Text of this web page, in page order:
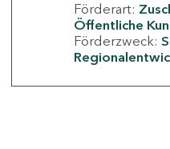
Förderart:
Öffentliche
Förderzweck: